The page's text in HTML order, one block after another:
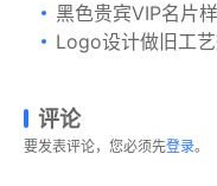
黑色贵宾VIP名片样
Logo设计做旧工艺效果
评论
要发表评论，您必须先登录。